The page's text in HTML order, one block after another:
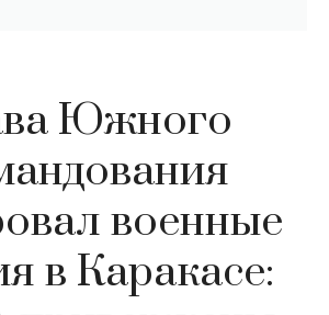
Южного
военные
в Каракасе: